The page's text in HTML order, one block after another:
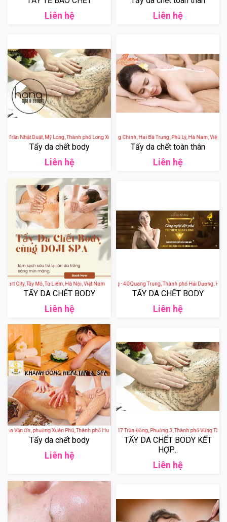
Liên hệ Liên hệ
- Trần Nhật Duật, Mỹ Long, Thành phố Long Xuyên, An Giang, Việt Nam
Tẩy da chết body
Liên hệ
Spa Dr Lady - 170 Trường Chinh, Hai Bà Trưng, Phủ Lý, Hà Nam, Việt Nam
Tẩy da chết toàn thân
Liên hệ
Smart City, Tây Mỗ, Từ Liêm, Hà Nội, Việt Nam
TẨY DA CHẾT BODY
Liên hệ
Diamond Spa Hải Dương - 40 Quang Trung, Thành phố Hải Dương, Hải
TẨY DA CHẾT BODY
Liên hệ
Văn Ơn, phường Xuân Phú, Thành phố Huế, Thừa Thiên Huế, Việt Nam
Tẩy da chết body
Liên hệ
VIỆN THẨM MỸ HERA - 17 Trần Đồng, Phường 3, Thành phố Vũng Tầu, Bà
TẨY DA CHẾT BODY KẾT
HỢP...
Liên hệ